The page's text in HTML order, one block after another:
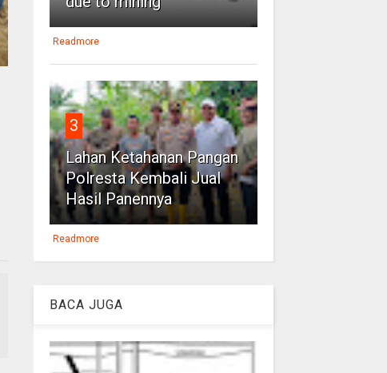
Readmore
3
Lahan Ketahanan Pangan
Polresta Kembali Jual
Hasil Panennya
Readmore
BACA JUGA